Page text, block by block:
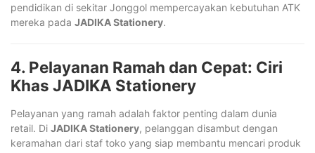
pendidikan di sekitar Jonggol mempercayakan kebutuhan ATK
mereka pada JADIKA Stationery.
4. Pelayanan Ramah dan Cepat: Ciri
Khas JADIKA Stationery
Pelayanan yang ramah adalah faktor penting dalam dunia
retail. Di JADIKA Stationery, pelanggan disambut dengan
keramahan dari staf toko yang siap membantu mencari produk